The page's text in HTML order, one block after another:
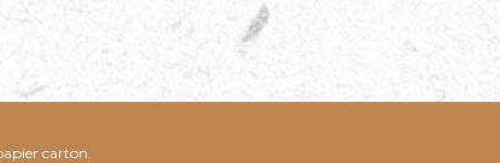
carton.